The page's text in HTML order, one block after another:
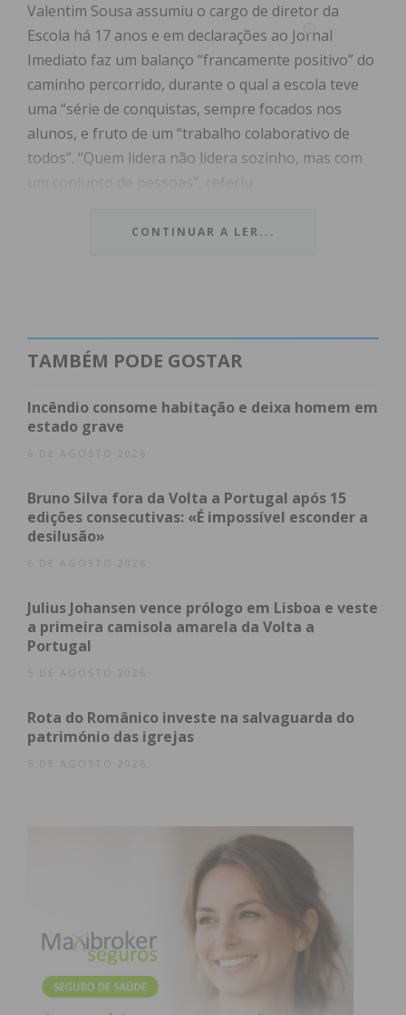
Valentim Sousa assumiu o cargo de diretor da
Escola há 17 anos e em declarações ao Jornal
Imediato faz um balanço “francamente positivo” do
caminho percorrido, durante o qual a escola teve
uma “série de conquistas, sempre focados nos
alunos, e fruto de um “trabalho colaborativo de
todos”. “Quem lidera não lidera sozinho, mas com
Do caminho feito na Escola Secundária de Paços de
feito no Centro Tecnológico Especializado com um
Ainda antes de sair, a escola assegurou o arranque
das obras de manutenção dos edificios da escola,
em agosto. “Saio com a sensação de dever
cumprido e muito orgulhoso do trabalho realizado.
Foi um grande honra desempenhar este cargo”,
Subscreva a newsletter do
Assine nossa newsletter por e-mail e
Eu li e concordo com os
termos e
condições
CONTINUAR A LER...
TAMBÉM PODE GOSTAR
Incêndio consome habitação e deixa homem em
estado grave
6 DE AGOSTO 2026
Bruno Silva fora da Volta a Portugal após 15
edições consecutivas: «É impossível esconder a
desilusão»
6 DE AGOSTO 2026
Julius Johansen vence prólogo em Lisboa e veste
a primeira camisola amarela da Volta a
Portugal
5 DE AGOSTO 2026
Rota do Românico investe na salvaguarda do
património das igrejas
5 DE AGOSTO 2026